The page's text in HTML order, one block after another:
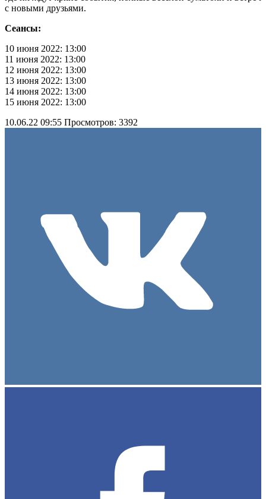
с новыми друзьями.
Сеансы:
10 июня 2022: 13:00
11 июня 2022: 13:00
12 июня 2022: 13:00
13 июня 2022: 13:00
14 июня 2022: 13:00
15 июня 2022: 13:00
10.06.22 09:55 Просмотров: 3392